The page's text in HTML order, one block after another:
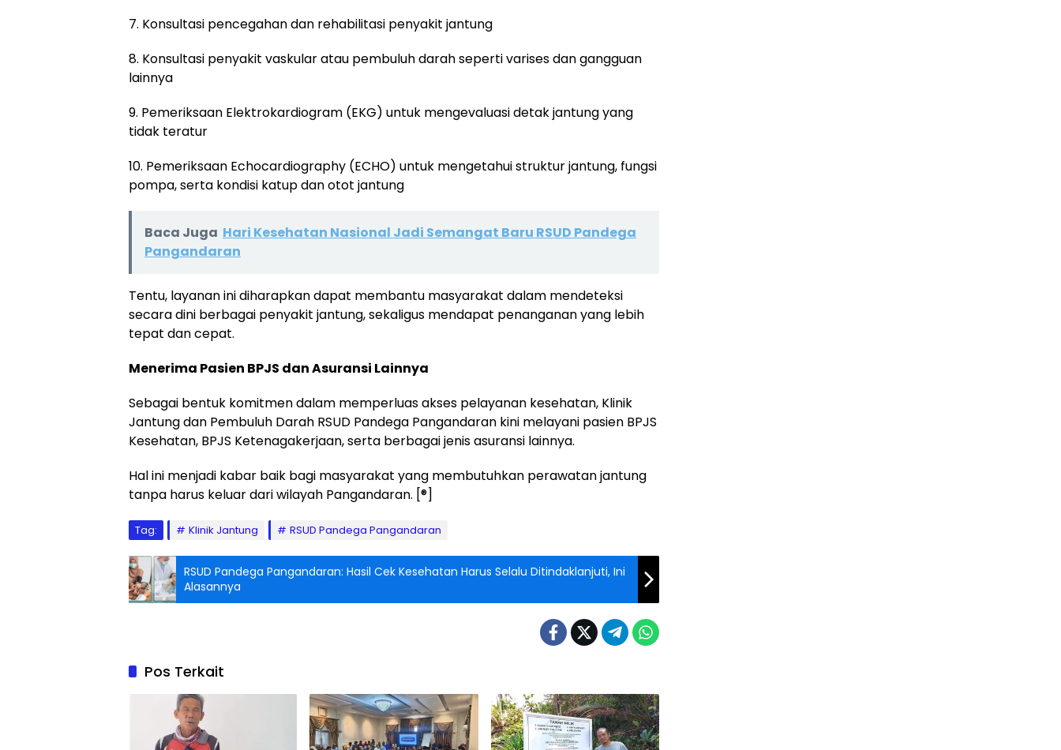
7. Konsultasi pencegahan dan rehabilitasi penyakit jantung
8. Konsultasi penyakit vaskular atau pembuluh darah seperti varises dan gangguan
lainnya
9. Pemeriksaan Elektrokardiogram (EKG) untuk mengevaluasi detak jantung yang
tidak teratur
10. Pemeriksaan Echocardiography (ECHO) untuk mengetahui struktur jantung, fungsi
pompa, serta kondisi katup dan otot jantung
Baca Juga Hari Kesehatan Nasional Jadi Semangat Baru RSUD Pandega
Pangandaran
Tentu, layanan ini diharapkan dapat membantu masyarakat dalam mendeteksi
secara dini berbagai penyakit jantung, sekaligus mendapat penanganan yang lebih
tepat dan cepat.
Menerima Pasien BPJS dan Asuransi Lainnya
Sebagai bentuk komitmen dalam memperluas akses pelayanan kesehatan, Klinik
Jantung dan Pembuluh Darah RSUD Pandega Pangandaran kini melayani pasien BPJS
Kesehatan, BPJS Ketenagakerjaan, serta berbagai jenis asuransi lainnya.
Hal ini menjadi kabar baik bagi masyarakat yang membutuhkan perawatan jantung
tanpa harus keluar dari wilayah Pangandaran. [®]
Tag: Klinik Jantung RSUD Pandega Pangandaran
RSUD Pandega Pangandaran: Hasil Cek Kesehatan Harus Selalu Ditindaklanjuti, Ini
Alasannya
Pos Terkait